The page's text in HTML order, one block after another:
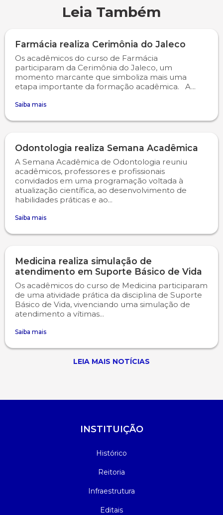
Leia Também
Farmácia realiza Cerimônia do Jaleco
Os acadêmicos do curso de Farmácia
participaram da Cerimônia do Jaleco, um
momento marcante que simboliza mais uma
etapa importante da formação acadêmica. A...
Saiba mais
Odontologia realiza Semana Acadêmica
A Semana Acadêmica de Odontologia reuniu
acadêmicos, professores e profissionais
convidados em uma programação voltada à
atualização científica, ao desenvolvimento de
habilidades práticas e ao...
Saiba mais
Medicina realiza simulação de
atendimento em Suporte Básico de Vida
Os acadêmicos do curso de Medicina participaram
de uma atividade prática da disciplina de Suporte
Básico de Vida, vivenciando uma simulação de
atendimento a vítimas...
Saiba mais
LEIA MAIS NOTÍCIAS
INSTITUIÇÃO
Histórico
Reitoria
Infraestrutura
Editais